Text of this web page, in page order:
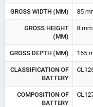
GROSS WIDTH (MM) 85
GROSS HEIGHT
(MM)
8 mm
GROSS DEPTH (MM) 165
CLASSIFICATION OF
BATTERY
COMPOSITION OF
BATTERY